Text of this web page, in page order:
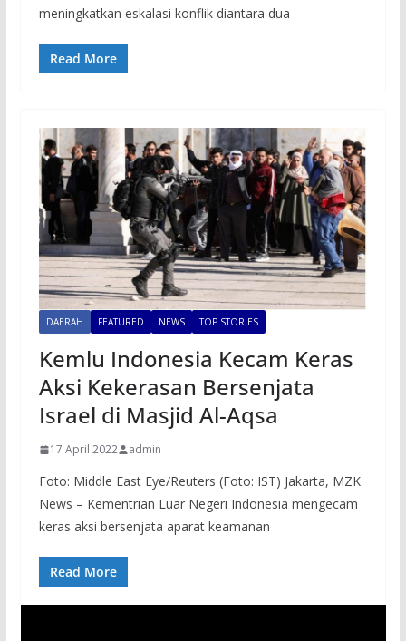
meningkatkan eskalasi konflik diantara dua
Read More
DAERAH FEATURED NEWS TOP STORIES
Kemlu Indonesia Kecam Keras
Aksi Kekerasan Bersenjata
Israel di Masjid Al-Aqsa
17 April 2022 admin
Foto: Middle East Eye/Reuters (Foto: IST) Jakarta, MZK
News – Kementrian Luar Negeri Indonesia mengecam
keras aksi bersenjata aparat keamanan
Read More